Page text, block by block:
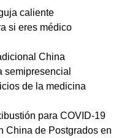
caliente
si eres médico
China
semipresencial
de la medicina
para COVID-19
China de Postgrados en